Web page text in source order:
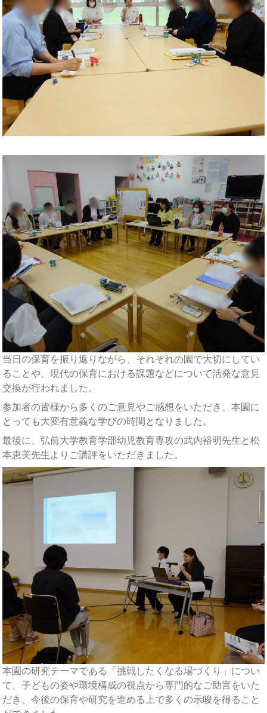
当日の保育を振り返りながら、それぞれの園で大切にしてい
ることや、現代の保育における課題などについて活発な意見
交換が行われました。
参加者の皆様から多くのご意見やご感想をいただき、本園に
とっても大変有意義な学びの時間となりました。
最後に、弘前大学教育学部幼児教育専攻の武内裕明先生と松
本恵美先生よりご講評をいただきました。
本園の研究テーマである「挑戦したくなる場づくり」につい
て、子どもの姿や環境構成の視点から専門的なご助言をいた
だき、今後の保育や研究を進める上で多くの示唆を得ること